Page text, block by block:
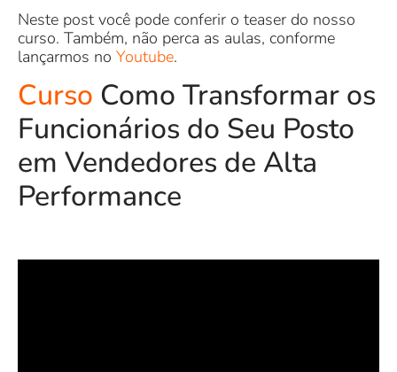
Neste post você pode conferir o teaser do nosso
curso. Também, não perca as aulas, conforme
lançarmos no Youtube.
Curso Como Transformar os
Funcionários do Seu Posto
em Vendedores de Alta
Performance